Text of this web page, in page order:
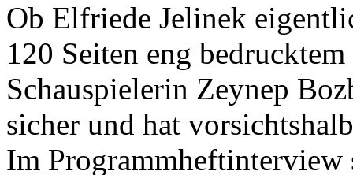
Ob Elfriede Jelinek
120 Seiten eng
Schauspielerin Zeynep
sicher und hat
Im Programmheftinterview